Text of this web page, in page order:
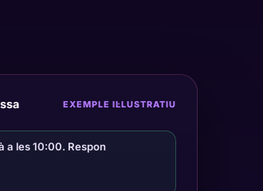
EXEMPLE IL·LUSTRATIU
a les 10:00. Respon